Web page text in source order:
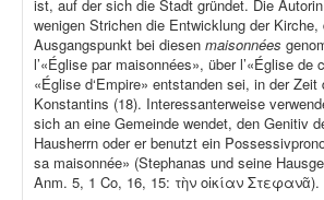
ist, auf der sich die Stadt gründet. Die
wenigen Strichen die Entwicklung der Kirche,
Ausgangspunkt bei diesen maisonnées
l’«Église par maisonnées», über l’«Église de
«Église d‘Empire» entstanden sei, in der Zeit
Konstantins (18). Interessanterweise
sich an eine Gemeinde wendet, den Genitiv
Hausherrn oder er benutzt ein
sa maisonnée» (Stephanas und seine
Anm. 5, 1 Co, 16, 15: τὴν οἰκίαν Στεφανᾶ).